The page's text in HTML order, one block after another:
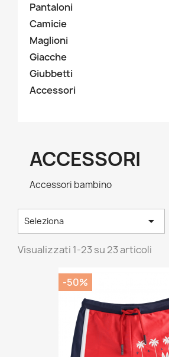
Pantaloni
Camicie
Maglioni
Giacche
Giubbetti
Accessori
ACCESSORI
Accessori bambino
Seleziona 
Visualizzati 1-23 su 23 articoli
-50%